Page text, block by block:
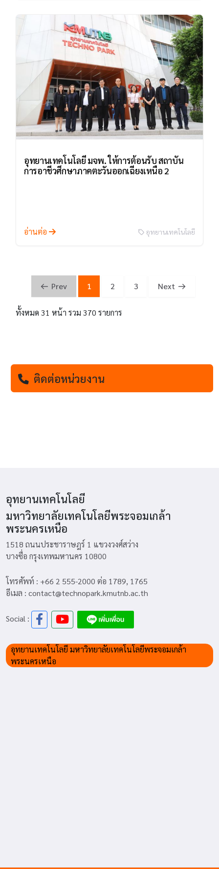
อุทยานเทคโนโลยี มจพ. ให้การต้อนรับ สถาบัน
การอาชีวศึกษาภาคตะวันออกเฉียงเหนือ 2
อ่านต่อ อุทยานเทคโนโลยี
Prev 1 2 3 Next
ทั้งหมด 31 หน้า รวม 370 รายการ
ติดต่อหน่วยงาน
อุทยานเทคโนโลยี
มหาวิทยาลัยเทคโนโลยีพระจอมเกล้า
พระนครเหนือ
1518 ถนนประชาราษฎร์ 1 แขวงวงศ์สว่าง
บางซื่อ กรุงเทพมหานคร 10800
โทรศัพท์ : +66 2 555-2000 ต่อ 1789, 1765
อีเมล : contact@technopark.kmutnb.ac.th
Social :
อุทยานเทคโนโลยี มหาวิทยาลัยเทคโนโลยีพระจอมเกล้า
พระนครเหนือ